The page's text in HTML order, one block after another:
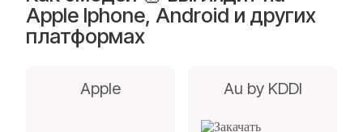
Apple Iphone, Android и других
платформах
Apple Au by KDDI